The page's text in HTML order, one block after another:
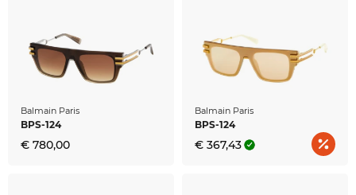
Balmain Paris
BPS-124
€ 780,00
Balmain Paris
BPS-124
€ 367,43